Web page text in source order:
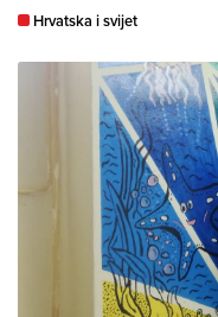
Hrvatska i svijet